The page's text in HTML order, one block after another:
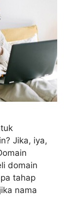
Jika, iya,
domain
tahap
nama